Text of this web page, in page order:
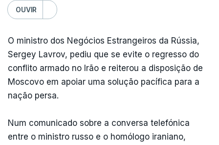
OUVIR
O ministro dos Negócios Estrangeiros da Rússia,
Sergey Lavrov, pediu que se evite o regresso do
conflito armado no Irão e reiterou a disposição de
Moscovo em apoiar uma solução pacífica para a
nação persa.
Num comunicado sobre a conversa telefónica
entre o ministro russo e o homólogo iraniano,